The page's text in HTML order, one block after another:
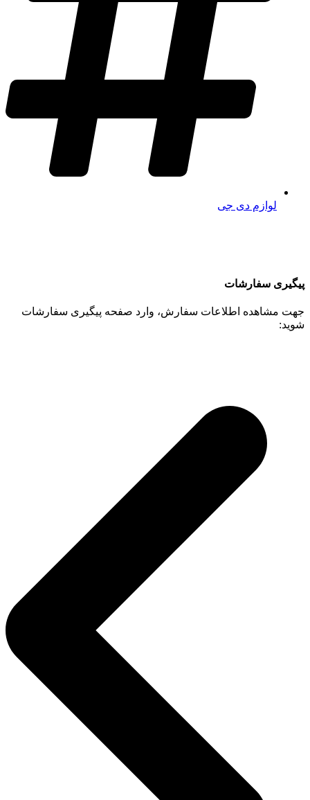
لوازم دی جی
پیگیری سفارشات
جهت مشاهده اطلاعات سفارش، وارد صفحه پیگیری سفارشات
شوید: